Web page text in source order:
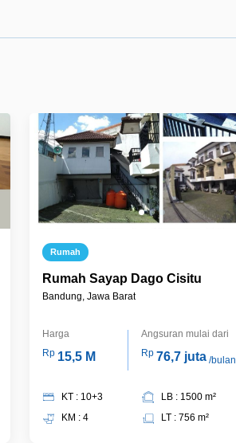
Rumah
Rumah Sayap Dago Cisitu
Bandung, Jawa Barat
Harga
Rp 15,5 M
Angsuran mulai dari
Rp76,7 juta /bulan
KT : 10+3
KM : 4
LB : 1500 m²
LT : 756 m²